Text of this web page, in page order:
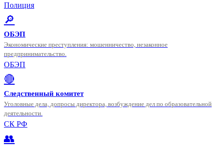
Полиция
🔎
ОБЭП
Экономические преступления: мошенничество, незаконное
предпринимательство.
ОБЭП
🔴
Следственный комитет
Уголовные дела, допросы директора, возбуждение дел по образовательной
деятельности.
СК РФ
👥